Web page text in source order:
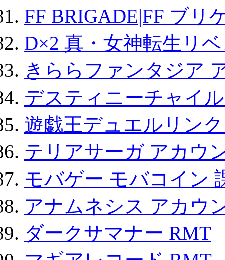
FF BRIGADE|FF ブリ
D×2 真・女神転生リ
きららファンタジア
デスティニーチャイ
遊戯王デュエルリン
テリアサーガ アカウ
モバゲー モバコイン
アナムネシス アカウ
ダークサマナー RMT